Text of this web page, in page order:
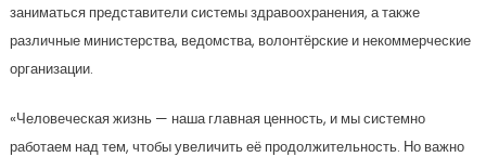
заниматься представители системы здравоохранения, а также
различные министерства, ведомства, волонтёрские и некоммерческие
организации.
«Человеческая жизнь — наша главная ценность, и мы системно
работаем над тем, чтобы увеличить её продолжительность. Но важно